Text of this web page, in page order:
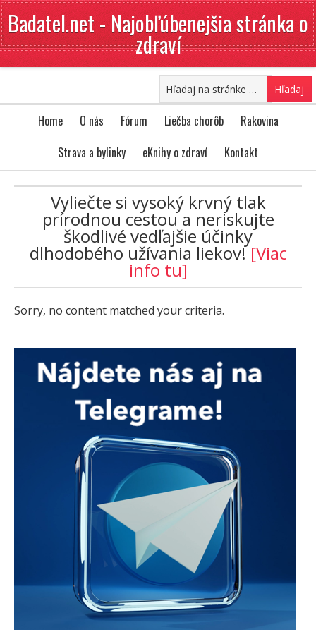
Badatel.net - Najobľúbenejšia stránka o
zdraví
Home O nás Fórum Liečba chorôb
Rakovina
Strava a bylinky
eKnihy o zdraví Kontakt
Vyliečte si vysoký krvný tlak
prírodnou cestou a neriskujte
škodlivé vedľajšie účinky
dlhodobého užívania liekov![Viac
info tu]
Sorry, no content matched your criteria.